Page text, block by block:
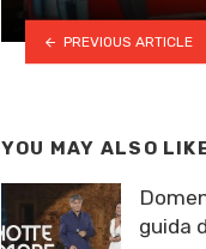
PREVIOUS ARTICLE
YOU MAY ALSO
guida